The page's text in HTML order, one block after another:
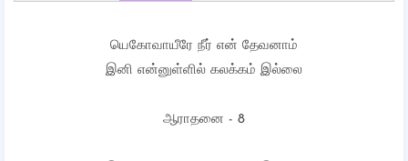
யெகோவாயீரே நீர் என் தேவனாம்
இனி என்னுள்ளில் கலக்கம் இல்லை
ஆராதனை - 8